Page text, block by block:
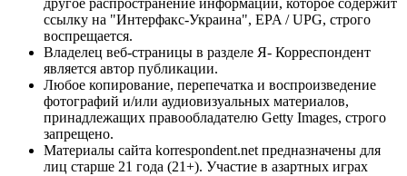
ссылку на "Интерфакс-Украина", EPA / UPG, строго
воспрещается.
Владелец веб-страницы в разделе Я- Корреспондент
является автор публикации.
Любое копирование, перепечатка и воспроизведение
фотографий и/или аудиовизуальных материалов,
принадлежащих правообладателю Getty Images, строго
запрещено.
Материалы сайта korrespondent.net предназначены для
лиц старше 21 года (21+). Участие в азартных играх